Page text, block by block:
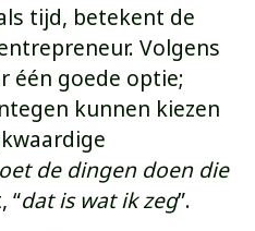
tijd, betekent de
Volgens
één goede optie;
kunnen kiezen
de dingen doen die
“dat is wat ik zeg”.